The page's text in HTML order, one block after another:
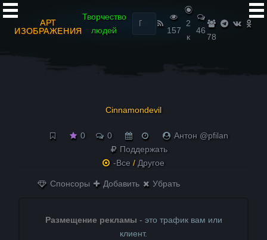
АРТ
ИЗОБРАЖЕНИЯ
Творчество
людей
Найти:
157
2
к
46
78
Cinnamondevil
0 0
Антон @pfilan
Поддержать
-Все / Другое
Спонсоры Добавить Убрать
Размещение рекламы - это трафик вам или
клиент.